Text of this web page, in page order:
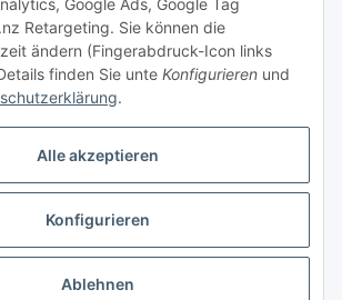
Vertrag widerrufen
USt., zzgl.Versand
Google Ads, Google Tag
Retargeting. Sie können die
ändern (Fingerabdruck-Icon links
finden Sie unte Konfigurieren und
.
Alle akzeptieren
Konfigurieren
Ablehnen